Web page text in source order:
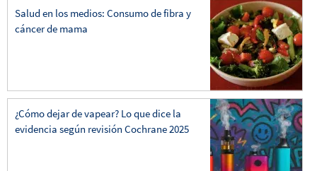
Salud en los medios: Consumo de fibra y
cáncer de mama
¿Cómo dejar de vapear? Lo que dice la
evidencia según revisión Cochrane 2025